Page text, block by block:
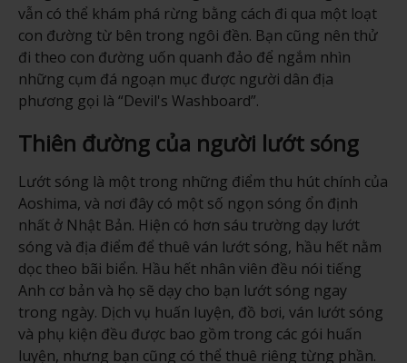
vẫn có thể khám phá rừng bằng cách đi qua một loạt
con đường từ bên trong ngôi đền. Bạn cũng nên thử
đi theo con đường uốn quanh đảo để ngắm nhìn
những cụm đá ngoạn mục được người dân địa
phương gọi là “Devil's Washboard”.
Thiên đường của người lướt sóng
Lướt sóng là một trong những điểm thu hút chính của
Aoshima, và nơi đây có một số ngọn sóng ổn định
nhất ở Nhật Bản. Hiện có hơn sáu trường dạy lướt
sóng và địa điểm để thuê ván lướt sóng, hầu hết nằm
dọc theo bãi biển. Hầu hết nhân viên đều nói tiếng
Anh cơ bản và họ sẽ dạy cho bạn lướt sóng ngay
trong ngày. Dịch vụ huấn luyện, đồ bơi, ván lướt sóng
và phụ kiện đều được bao gồm trong các gói huấn
luyện, nhưng bạn cũng có thể thuê riêng từng phần.